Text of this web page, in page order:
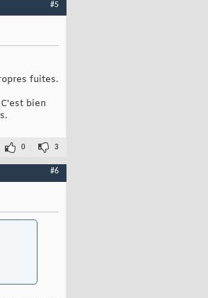
#5
fuites.
bien
0 3
#6